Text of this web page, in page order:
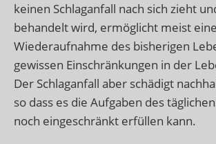
keinen Schlaganfall nach sich zieht
behandelt wird, ermöglicht meist eine
Wiederaufnahme des bisherigen
gewissen Einschränkungen in der
Der Schlaganfall aber schädigt
so dass es die Aufgaben des
noch eingeschränkt erfüllen kann.